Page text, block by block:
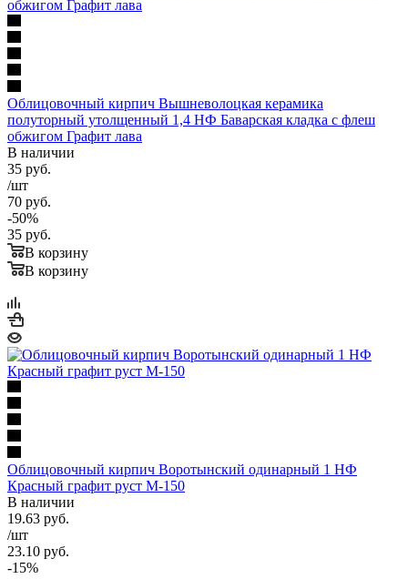
Облицовочный кирпич Вышневолоцкая керамика
полуторный утолщенный 1,4 НФ Баварская кладка с флеш
обжигом Графит лава
В наличии
35 руб.
/шт
70 руб.
-50%
35 руб.
В корзину
В корзину
Облицовочный кирпич Воротынский одинарный 1 НФ
Красный графит руст М-150
В наличии
19.63 руб.
/шт
23.10 руб.
-15%